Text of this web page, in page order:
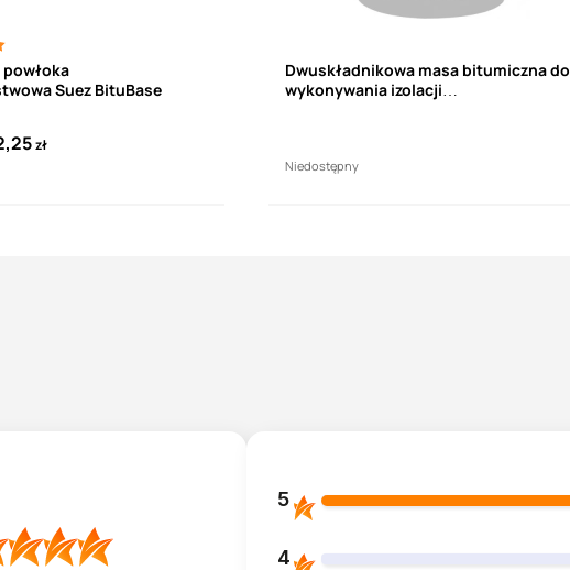
Suez BituBase
zł
Dwuskładnikowa masa bitumiczna do
wykonywania izolacji
Niedostępny
5
4